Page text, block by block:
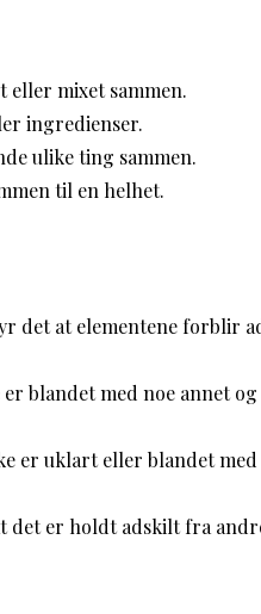
eller mixet sammen.
ingredienser.
ulike ting sammen.
til en helhet.
det at elementene forblir
blandet med noe annet
er uklart eller blandet
det er holdt adskilt fra